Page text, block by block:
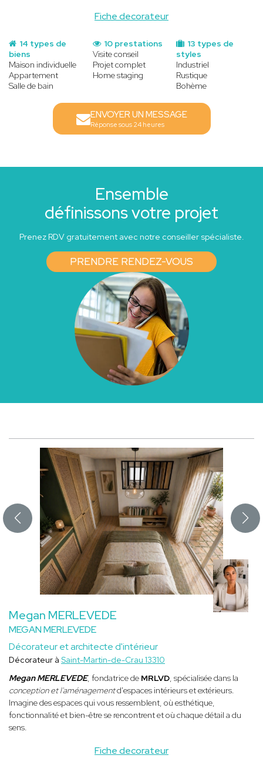
Fiche decorateur
14 types de
biens
Maison individuelle
Appartement
Salle de bain
13 types de
styles
Industriel
Rustique
Bohème
10 prestations
Visite conseil
Projet complet
Home staging
ENVOYER UN MESSAGE
Réponse sous 24 heures
Ensemble
définissons votre projet
Prenez RDV gratuitement avec notre conseiller spécialiste.
PRENDRE RENDEZ-VOUS
Megan MERLEVEDE
MEGAN MERLEVEDE
Décorateur et architecte d'intérieur
Fiche decorateur
Décorateur à Saint-Martin-de-Crau 13310
Megan MERLEVEDE, fondatrice de MRLVD, spécialisée dans la
conception et l'aménagementd'espaces intérieurs et extérieurs.
Imagine des espaces qui vous ressemblent, où esthétique,
fonctionnalité et bien-être se rencontrent et où chaque détail a du
sens.